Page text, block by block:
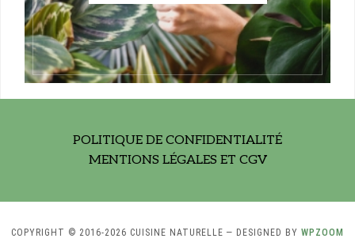
POLITIQUE DE CONFIDENTIALITÉ
MENTIONS LÉGALES ET CGV
COPYRIGHT © 2016-2026 CUISINE NATURELLE — DESIGNED BY WPZOOM